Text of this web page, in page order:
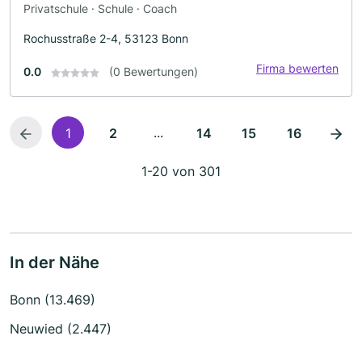
Privatschule · Schule · Coach
Rochusstraße 2-4, 53123 Bonn
0.0 (0 Bewertungen) Firma bewerten
1 2 ... 14 15 16
1-20 von 301
In der Nähe
Bonn (13.469)
Neuwied (2.447)